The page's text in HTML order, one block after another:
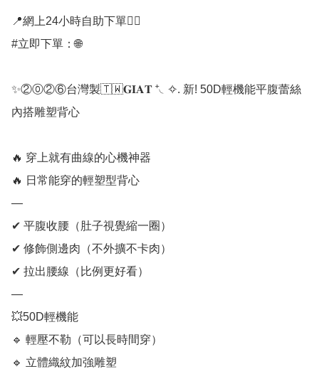
📍網上24小時自助下單👍🏻
#立即下單：🌐
✨②⓪②⑥台灣製🇹🇼𝐆𝐈𝐀𝐓 ⁺◟✧. 新! 50D輕機能平腹蕾絲
內搭雕塑背心
🔥 穿上就有曲線的心機神器
🔥 日常能穿的輕塑型背心
—
✔ 平腹收腰（肚子視覺縮一圈）
✔ 修飾側邊肉（不外擴不卡肉）
✔ 拉出腰線（比例更好看）
—
💥50D輕機能
🔹️ 輕壓不勒（可以長時間穿）
🔹️ 立體織紋加強雕塑